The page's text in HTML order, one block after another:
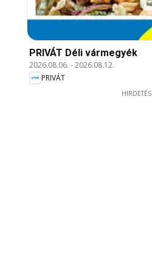
PRIVÁT Déli vármegyék
2026.08.06. -2026.08.12.
PRIVÁT
HIRDETÉS